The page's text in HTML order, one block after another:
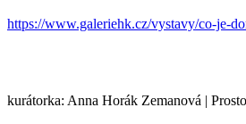
https://www.galeriehk.cz/vystavy/co-je-
kurátorka: Anna Horák Zemanová |